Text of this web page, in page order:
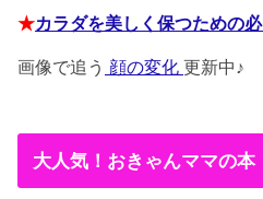
★カラダを美しく保つための
画像で追う 顔の変化 更新中♪
大人気！おきゃんママの本